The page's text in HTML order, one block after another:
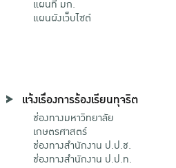
แผนที่ มก.
แผนผังเว็บไซต์
แจ้งเรื่องการร้องเรียนทุจริต
ช่องทางมหาวิทยาลัย
เกษตรศาสตร์
ช่องทางสำนักงาน ป.ป.ช.
ช่องทางสำนักงาน ป.ป.ท.